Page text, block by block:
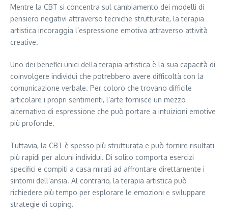
Mentre la CBT si concentra sul cambiamento dei modelli di
pensiero negativi attraverso tecniche strutturate, la terapia
artistica incoraggia l’espressione emotiva attraverso attività
creative.
Uno dei benefici unici della terapia artistica è la sua capacità di
coinvolgere individui che potrebbero avere difficoltà con la
comunicazione verbale. Per coloro che trovano difficile
articolare i propri sentimenti, l’arte fornisce un mezzo
alternativo di espressione che può portare a intuizioni emotive
più profonde.
Tuttavia, la CBT è spesso più strutturata e può fornire risultati
più rapidi per alcuni individui. Di solito comporta esercizi
specifici e compiti a casa mirati ad affrontare direttamente i
sintomi dell’ansia. Al contrario, la terapia artistica può
richiedere più tempo per esplorare le emozioni e sviluppare
strategie di coping.